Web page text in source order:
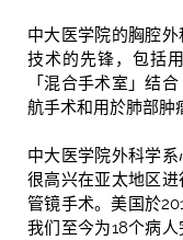
中大医学院的胸腔
技术的先锋，包括
「混合手术室」结
航手术和用於肺部肿
中大医学院外科学
很高兴在亚太地区
管镜手术。美国於
我们至今为18个病